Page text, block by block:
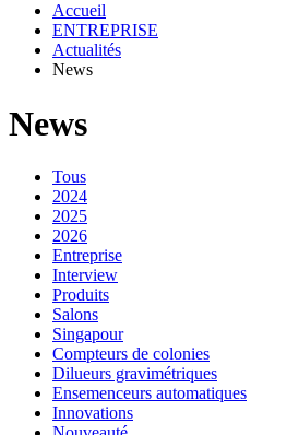
Accueil
ENTREPRISE
Actualités
News
News
Tous
2024
2025
2026
Entreprise
Interview
Produits
Salons
Singapour
Compteurs de colonies
Dilueurs gravimétriques
Ensemenceurs automatiques
Innovations